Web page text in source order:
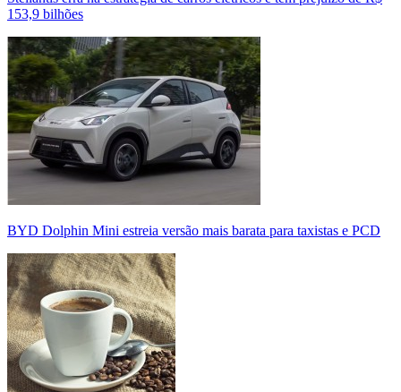
153,9 bilhões
BYD Dolphin Mini estreia versão mais barata para taxistas e PCD